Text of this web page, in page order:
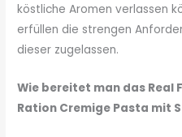
köstliche Aromen verlassen
erfüllen die strengen
dieser zugelassen.
Wie bereitet man das Real
Ration Cremige Pasta mit